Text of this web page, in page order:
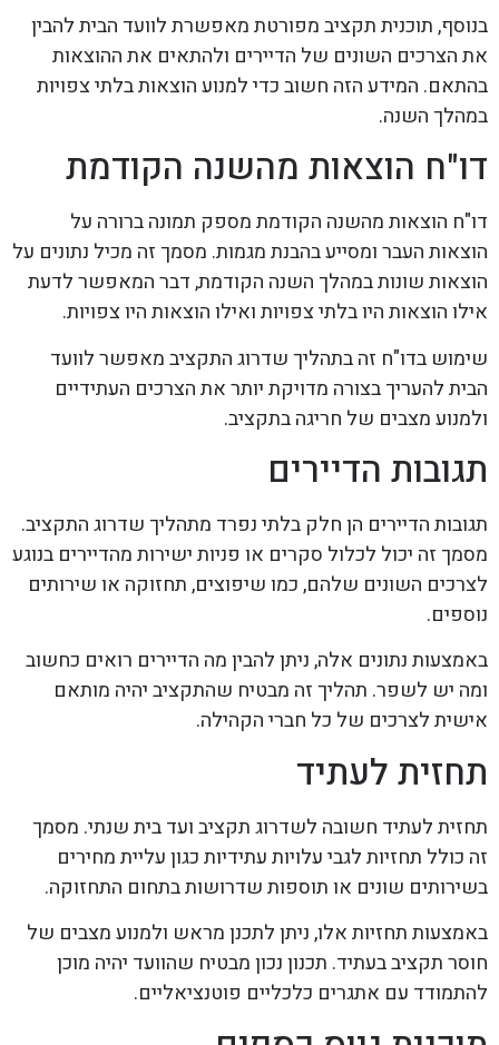
בנוסף, תוכנית תקציב מפורטת מאפשרת לוועד הבית להבין
את הצרכים השונים של הדיירים ולהתאים את ההוצאות
בהתאם. המידע הזה חשוב כדי למנוע הוצאות בלתי צפויות
במהלך השנה.
דו"ח הוצאות מהשנה הקודמת
דו"ח הוצאות מהשנה הקודמת מספק תמונה ברורה על
הוצאות העבר ומסייע בהבנת מגמות. מסמך זה מכיל נתונים על
הוצאות שונות במהלך השנה הקודמת, דבר המאפשר לדעת
אילו הוצאות היו בלתי צפויות ואילו הוצאות היו צפויות.
שימוש בדו"ח זה בתהליך שדרוג התקציב מאפשר לוועד
הבית להעריך בצורה מדויקת יותר את הצרכים העתידיים
ולמנוע מצבים של חריגה בתקציב.
תגובות הדיירים
תגובות הדיירים הן חלק בלתי נפרד מתהליך שדרוג התקציב.
מסמך זה יכול לכלול סקרים או פניות ישירות מהדיירים בנוגע
לצרכים השונים שלהם, כמו שיפוצים, תחזוקה או שירותים
נוספים.
באמצעות נתונים אלה, ניתן להבין מה הדיירים רואים כחשוב
ומה יש לשפר. תהליך זה מבטיח שהתקציב יהיה מותאם
אישית לצרכים של כל חברי הקהילה.
תחזית לעתיד
תחזית לעתיד חשובה לשדרוג תקציב ועד בית שנתי. מסמך
זה כולל תחזיות לגבי עלויות עתידיות כגון עליית מחירים
בשירותים שונים או תוספות שדרושות בתחום התחזוקה.
באמצעות תחזיות אלו, ניתן לתכנן מראש ולמנוע מצבים של
חוסר תקציב בעתיד. תכנון נכון מבטיח שהוועד יהיה מוכן
להתמודד עם אתגרים כלכליים פוטנציאליים.